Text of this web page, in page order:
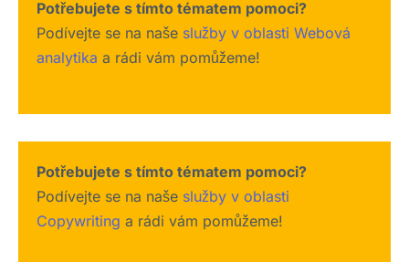
Potřebujete s tímto tématem pomoci?
Podívejte se na naše služby v oblasti Webová
analytika a rádi vám pomůžeme!
Potřebujete s tímto tématem pomoci?
Podívejte se na naše služby v oblasti
Copywriting a rádi vám pomůžeme!